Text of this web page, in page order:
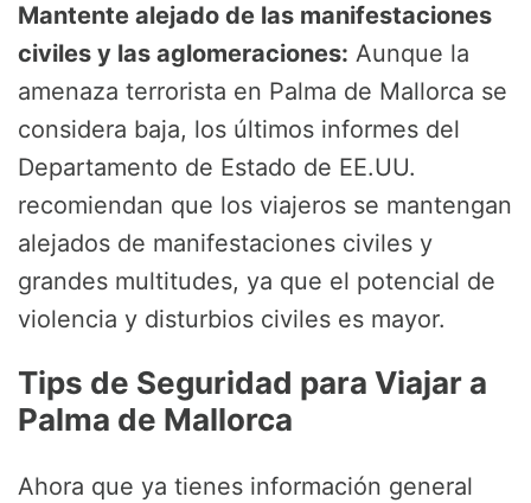
Mantente alejado de las manifestaciones
civiles y las aglomeraciones: Aunque la
amenaza terrorista en Palma de Mallorca se
considera baja, los últimos informes del
Departamento de Estado de EE.UU.
recomiendan que los viajeros se mantengan
alejados de manifestaciones civiles y
grandes multitudes, ya que el potencial de
violencia y disturbios civiles es mayor.
Tips de Seguridad para Viajar a
Palma de Mallorca
Ahora que ya tienes información general